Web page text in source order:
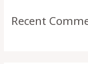
Recent